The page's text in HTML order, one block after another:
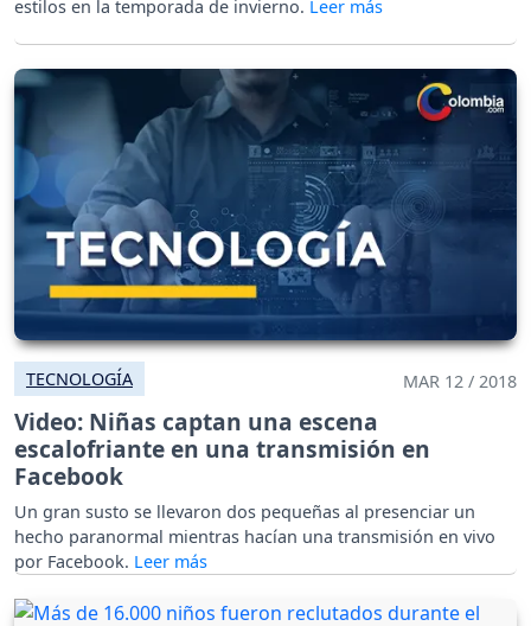
estilos en la temporada de invierno.
TECNOLOGÍA MAR 12 / 2018
Video: Niñas captan una escena
escalofriante en una transmisión en
Facebook
Un gran susto se llevaron dos pequeñas al presenciar un
hecho paranormal mientras hacían una transmisión en vivo
por Facebook.